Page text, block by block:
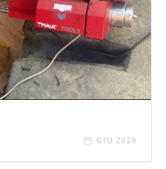
GIU 2026